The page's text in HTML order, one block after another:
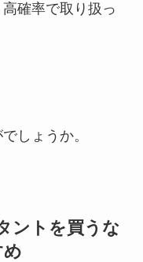
確率で取り扱っ
しょうか。
ントを買うな
め